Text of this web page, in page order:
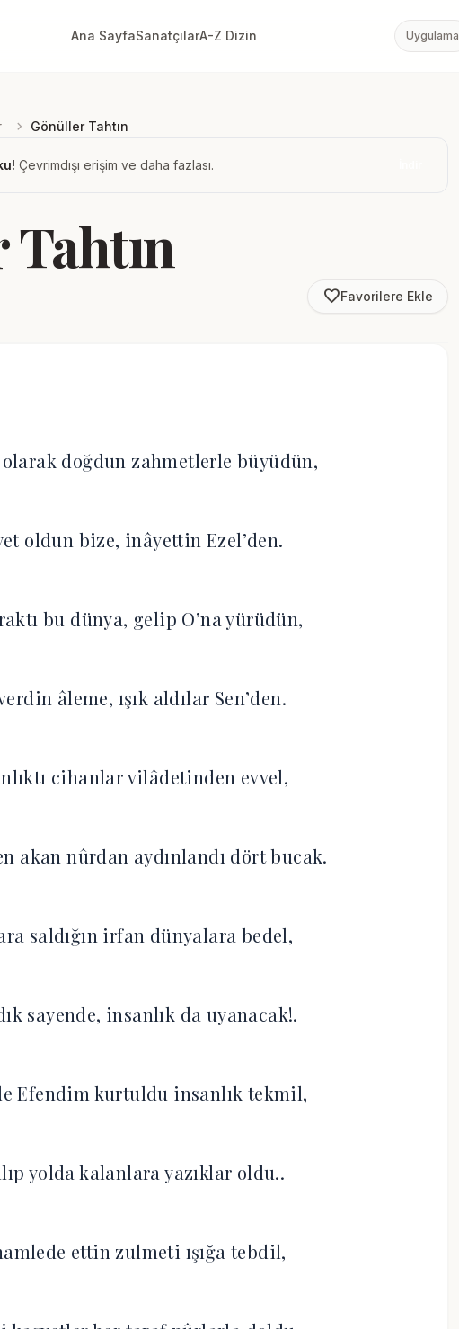
Ana SayfaSanatçılarA-Z Dizin Uygulama
chevron_right Gönüller Tahtın
Çevrimdışı erişim ve daha fazlası.
favorite_borderFavorilere Ekle
doğdun zahmetlerle büyüdün,
oldun bize, inâyettin Ezel’den.
bu dünya, gelip O’na yürüdün,
âleme, ışık aldılar Sen’den.
cihanlar vilâdetinden evvel,
akan nûrdan aydınlandı dört bucak.
saldığın irfan dünyalara bedel,
sayende, insanlık da uyanacak!.
Efendim kurtuldu insanlık tekmil,
yolda kalanlara yazıklar oldu..
ettin zulmeti ışığa tebdil,